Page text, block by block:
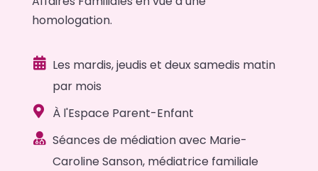
homologation.
 Les mardis, jeudis et deux samedis matin
par mois
 À l'Espace Parent-Enfant
 Séances de médiation avec Marie-
Caroline Sanson, médiatrice familiale